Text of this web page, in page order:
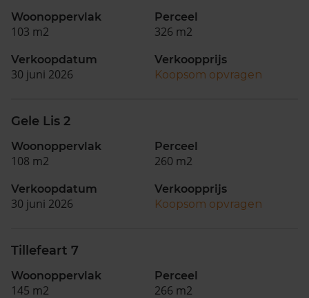
Woonoppervlak
103 m2
Perceel
326 m2
Verkoopdatum
30 juni 2026
Verkoopprijs
Koopsom opvragen
Gele Lis 2
Woonoppervlak
108 m2
Perceel
260 m2
Verkoopdatum
30 juni 2026
Verkoopprijs
Koopsom opvragen
Tillefeart 7
Woonoppervlak
145 m2
Perceel
266 m2